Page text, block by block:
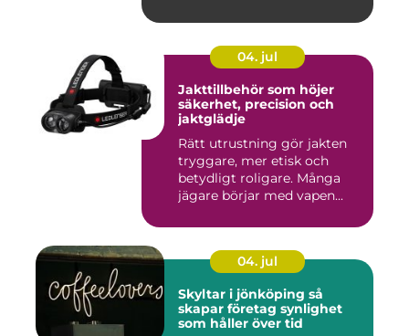
04. jul
Jakttillbehör som höjer
säkerhet, precision och
jaktglädje
Rätt utrustning gör jakten
tryggare, mer etisk och
betydligt roligare. Många
jägare börjar med vapen...
04. jul
Skyltar i jönköping så
skapar företag synlighet
som håller över tid